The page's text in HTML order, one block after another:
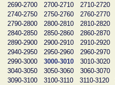
2690-2700
2700-2710 2710-2720
2740-2750
2750-2760 2760-2770
2790-2800
2800-2810 2810-2820
2840-2850
2850-2860 2860-2870
2890-2900
2900-2910 2910-2920
2940-2950
2950-2960 2960-2970
2990-3000
3000-3010 3010-3020
3040-3050
3050-3060 3060-3070
3090-3100
3100-3110 3110-3120